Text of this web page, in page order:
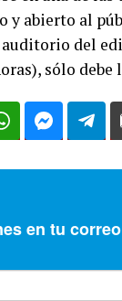
abierto al
auditorio del
sólo